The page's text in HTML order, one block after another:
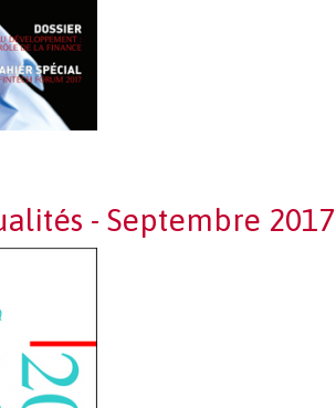
- Septembre 2017